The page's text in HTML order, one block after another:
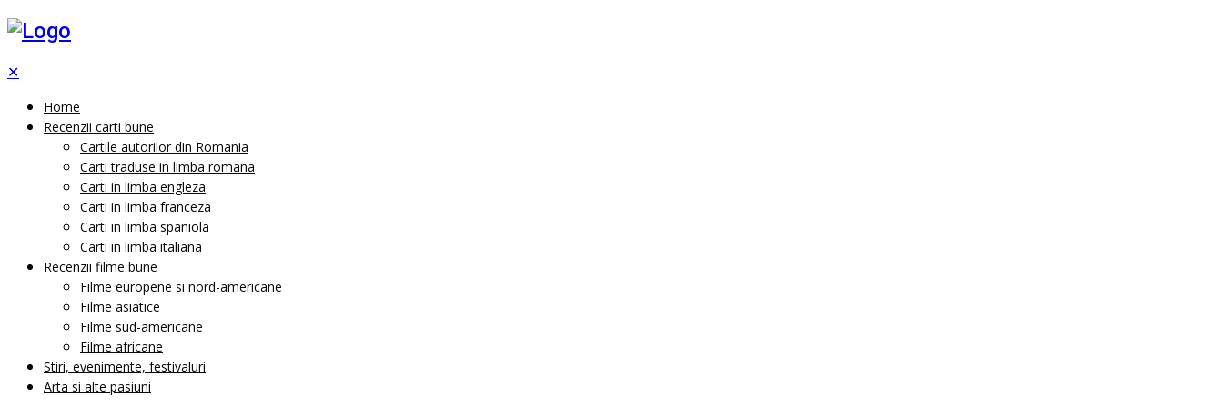
✕
Home
Recenzii carti bune
Cartile autorilor din Romania
Carti traduse in limba romana
Carti in limba engleza
Carti in limba franceza
Carti in limba spaniola
Carti in limba italiana
Recenzii filme bune
Filme europene si nord-americane
Filme asiatice
Filme sud-americane
Filme africane
Stiri, evenimente, festivaluri
Arta si alte pasiuni